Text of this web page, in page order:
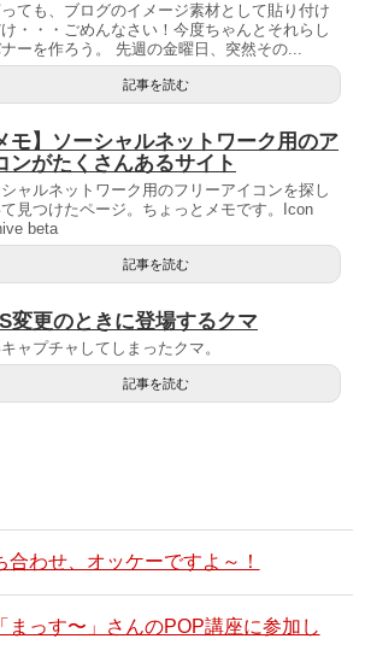
っても、ブログのイメージ素材として貼り付け
・・・ごめんなさい！今度ちゃんとそれらし
ーを作ろう。 先週の金曜日、突然その...
記事を読む
モ】ソーシャルネットワーク用のア
ンがたくさんあるサイト
シャルネットワーク用のフリーアイコンを探し
見つけたページ。ちょっとメモです。Icon
beta
記事を読む
変更のときに登場するクマ
ャプチャしてしまったクマ。
記事を読む
合わせ、オッケーですよ～！
まっす〜」さんのPOP講座に参加し